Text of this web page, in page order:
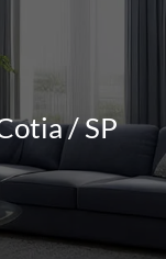
/ SP